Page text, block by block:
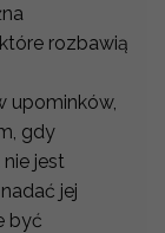
rozbawią
upominków,
gdy
jest
jej
być